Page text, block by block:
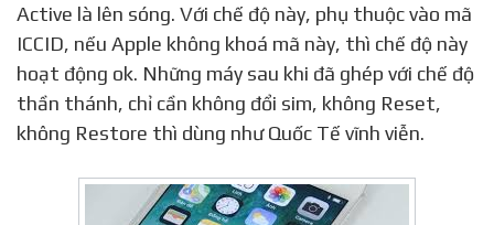
Active là lên sóng. Với chế độ này, phụ thuộc vào mã
ICCID, nếu Apple không khoá mã này, thì chế độ này
hoạt động ok. Những máy sau khi đã ghép với chế độ
thần thánh, chỉ cần không đổi sim, không Reset,
không Restore thì dùng như Quốc Tế vĩnh viễn.